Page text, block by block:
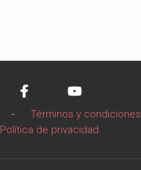
- Términos y condiciones
Política de privacidad